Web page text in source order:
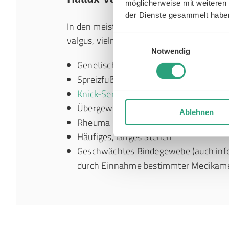
möglicherweise mit
der Dienste gesammelt
Einwilligungsauswahl
Notwendig
Ablehnen
In den meisten Fällen gibt es nicht die
valgus, vielmehr kommen
Genetische Veranlagung
Spreizfuß
Knick-Senk-Spreizfuß
Übergewicht
Rheuma
Häufiges, langes Stehen
Geschwächtes Bindegewebe (auch
durch Einnahme bestimmter